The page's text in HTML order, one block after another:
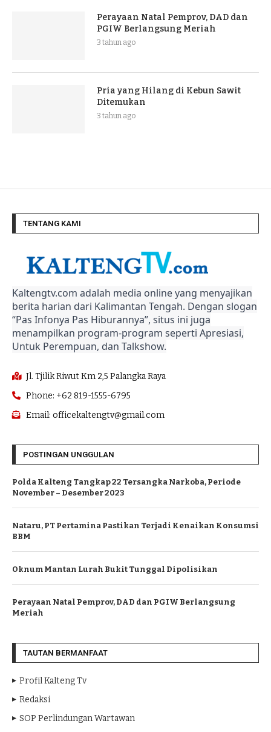
Perayaan Natal Pemprov, DAD dan
PGIW Berlangsung Meriah
3 tahun ago
Pria yang Hilang di Kebun Sawit
Ditemukan
3 tahun ago
TENTANG KAMI
Kaltengtv.com adalah media online yang menyajikan
berita harian dari Kalimantan Tengah. Dengan slogan
“Pas Infonya Pas Hiburannya”, situs ini juga
menampilkan program-program seperti Apresiasi,
Untuk Perempuan, dan Talkshow.
Jl. Tjilik Riwut Km 2,5 Palangka Raya
Phone: +62 819-1555-6795
Email: officekaltengtv@gmail.com
POSTINGAN UNGGULAN
Polda Kalteng Tangkap 22 Tersangka Narkoba, Periode
November – Desember 2023
Nataru, PT Pertamina Pastikan Terjadi Kenaikan Konsumsi
BBM
Oknum Mantan Lurah Bukit Tunggal Dipolisikan
Perayaan Natal Pemprov, DAD dan PGIW Berlangsung
Meriah
TAUTAN BERMANFAAT
Profil Kalteng Tv
Redaksi
SOP Perlindungan Wartawan